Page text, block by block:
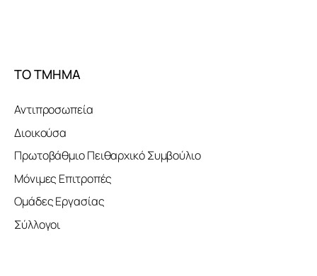
ΤΟ ΤΜΗΜΑ
Αντιπροσωπεία
Διοικούσα
Πρωτοβάθμιο Πειθαρχικό Συμβούλιο
Μόνιμες Επιτροπές
Ομάδες Εργασίας
Σύλλογοι